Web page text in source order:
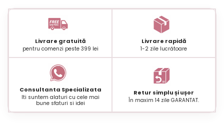
Livrare gratuită
pentru comenzi peste 399 lei
Livrare rapidă
1-2 zile lucrătoare
Consultanta Specializata
Iti suntem alaturi cu cele mai
bune sfaturi si idei
Retur simplu și ușor
În maxim 14 zile GARANTAT.